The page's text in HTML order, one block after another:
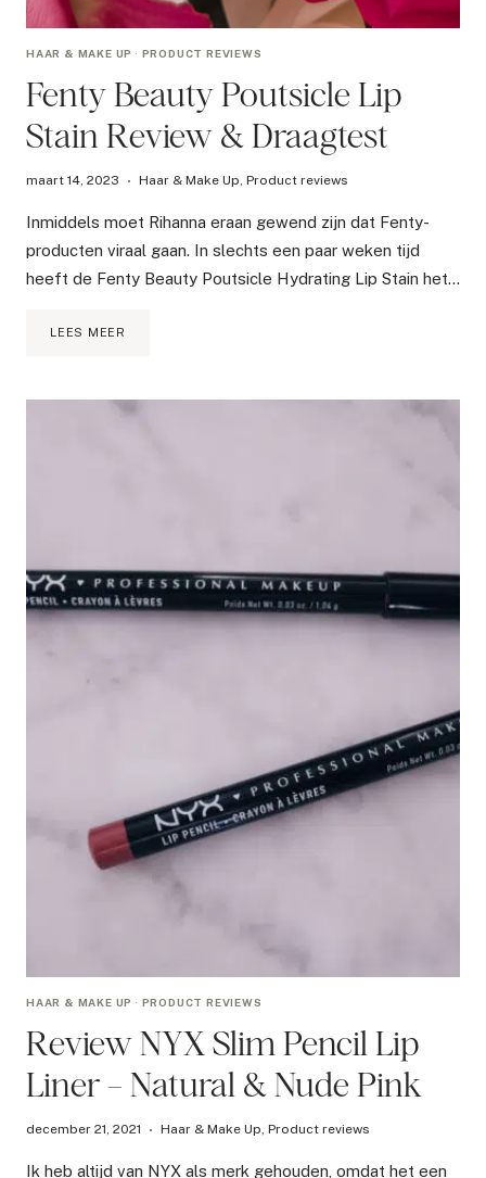
HAAR & MAKE UP · PRODUCT REVIEWS
Fenty Beauty Poutsicle Lip
Stain Review & Draagtest
maart 14, 2023 Haar & Make Up,Product reviews
Inmiddels moet Rihanna eraan gewend zijn dat Fenty-
producten viraal gaan. In slechts een paar weken tijd
heeft de Fenty Beauty Poutsicle Hydrating Lip Stain het…
LEES MEER
HAAR & MAKE UP · PRODUCT REVIEWS
Review NYX Slim Pencil Lip
Liner – Natural & Nude Pink
december 21, 2021 Haar & Make Up,Product reviews
Ik heb altijd van NYX als merk gehouden, omdat het een